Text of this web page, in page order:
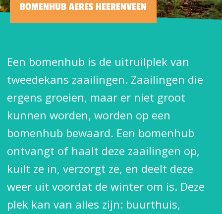
BOMENHUB AERES HEERENVEEN
Een bomenhub is de uitruilplek van
tweedekans zaailingen. Zaailingen die
ergens groeien, maar er niet groot
kunnen worden, worden op een
bomenhub bewaard. Een bomenhub
ontvangt of haalt deze zaailingen op,
kuilt ze in, verzorgt ze, en deelt deze
weer uit voordat de winter om is. Deze
plek kan van alles zijn: buurthuis,